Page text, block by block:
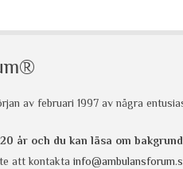
av februari 1997 av några
år och du kan läsa om
att kontakta